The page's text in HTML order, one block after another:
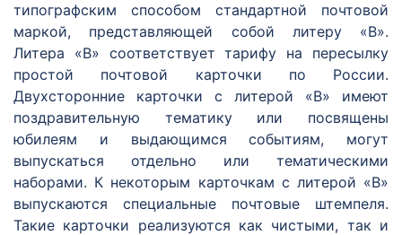
типографским способом стандартной почтовой
маркой, представляющей собой литеру «В».
Литера «В» соответствует тарифу на пересылку
простой почтовой карточки по России.
Двухсторонние карточки с литерой «В» имеют
поздравительную тематику или посвящены
юбилеям и выдающимся событиям, могут
выпускаться отдельно или тематическими
наборами. К некоторым карточкам с литерой «В»
выпускаются специальные почтовые штемпеля.
Такие карточки реализуются как чистыми, так и